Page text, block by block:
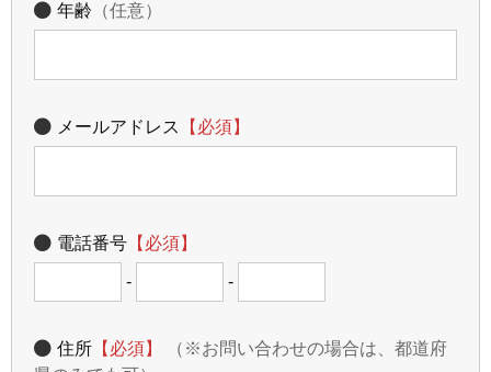
年齢 （任意）
メールアドレス 【必須】
電話番号 【必須】
- -
住所 【必須】
（※お問い合わせの場合は、都道府